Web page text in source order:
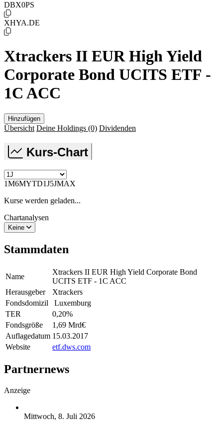
DBX0PS
XHYA.DE
Xtrackers II EUR High Yield
Corporate Bond UCITS ETF -
1C ACC
Hinzufügen
Übersicht Deine Holdings (0) Dividenden
Kurs-Chart
1M6MYTD1J5JMAX
Kurse werden geladen...
Chartanalysen
Keine
Stammdaten
Name
Xtrackers II EUR High Yield Corporate Bond
UCITS ETF - 1C ACC
Herausgeber
Xtrackers
Fondsdomizil
Luxemburg
TER
0,20%
Fondsgröße
1,69 Mrd€
Auflagedatum 15.03.2017
Website
etf.dws.com
Partnernews
Anzeige
Mittwoch, 8. Juli 2026